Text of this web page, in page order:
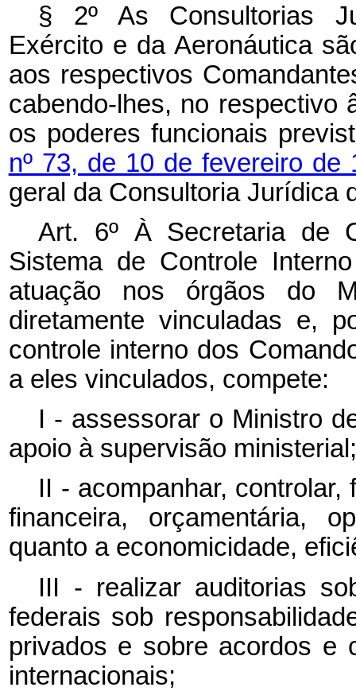
§ 2º As Consultorias
Exército e da Aeronáutica
aos respectivos
cabendo-lhes, no respectivo
os poderes funcionais
nº 73, de 10 de fevereiro de
geral da Consultoria Jurídica
Art. 6º À Secretaria de
Sistema de Controle
atuação nos órgãos do
diretamente vinculadas e,
controle interno dos
a eles vinculados, compete:
I - assessorar o Ministro
apoio à supervisão ministerial;
II - acompanhar,
financeira, orçamentária,
quanto a economicidade,
III - realizar auditorias
federais sob
privados e sobre acordos e
internacionais;